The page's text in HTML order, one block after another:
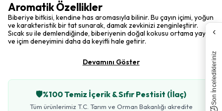
Aromatik Özellikler
Biberiye bitkisi, kendine has aromasıyla bilinir. Bu çayın içimi, yoğun
ve karakteristik bir tat sunarak, damak zevkinizi zenginleştirir.
Sıcak su ile demlendiğinde, biberiyenin doğal kokusu ortama yayılır
ve içim deneyimini daha da keyifli hale getirir.
Devamını Göster
🛡️%100 Temiz İçerik & Sıfır Pestisit (İlaç)
Tüm ürünlerimiz T.C. Tarım ve Orman Bakanlığı akredite
‹
Son İnceledikleriniz